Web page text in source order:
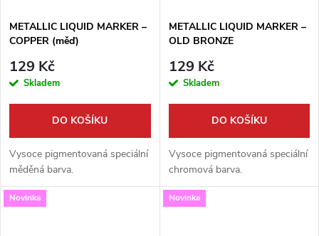
p
r
o
d
u
k
s
p
r
d
u
METALLIC LIQUID MARKER –
COPPER (měď)
129 Kč
Skladem
DO KOŠÍKU
Vysoce pigmentovaná speciální
měděná barva.
METALLIC LIQUID MARKER –
OLD BRONZE
129 Kč
Skladem
DO KOŠÍKU
Vysoce pigmentovaná speciální
chromová barva.
Novinka Novinka